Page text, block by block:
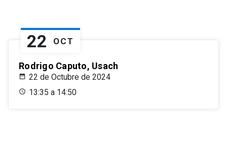
22 OCT
Rodrigo Caputo, Usach
22 de Octubre de 2024
13:35 a 14:50